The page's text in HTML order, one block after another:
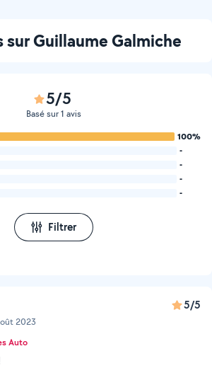
sur Guillaume Galmiche
5/5
Basé sur 1 avis
100%
-
-
-
-
Filtrer
2023
5/5
Auto